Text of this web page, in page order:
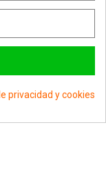

privacidad y cookies